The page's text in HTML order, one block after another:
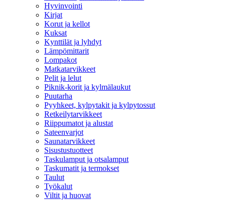
Hyvinvointi
Kirjat
Korut ja kellot
Kuksat
Kynttilät ja lyhdyt
Lämpömittarit
Lompakot
Matkatarvikkeet
Pelit ja lelut
Piknik-korit ja kylmälaukut
Puutarha
Pyyhkeet, kylpytakit ja kylpytossut
Retkeilytarvikkeet
Riippumatot ja alustat
Sateenvarjot
Saunatarvikkeet
Sisustustuotteet
Taskulamput ja otsalamput
Taskumatit ja termokset
Taulut
Työkalut
Viltit ja huovat